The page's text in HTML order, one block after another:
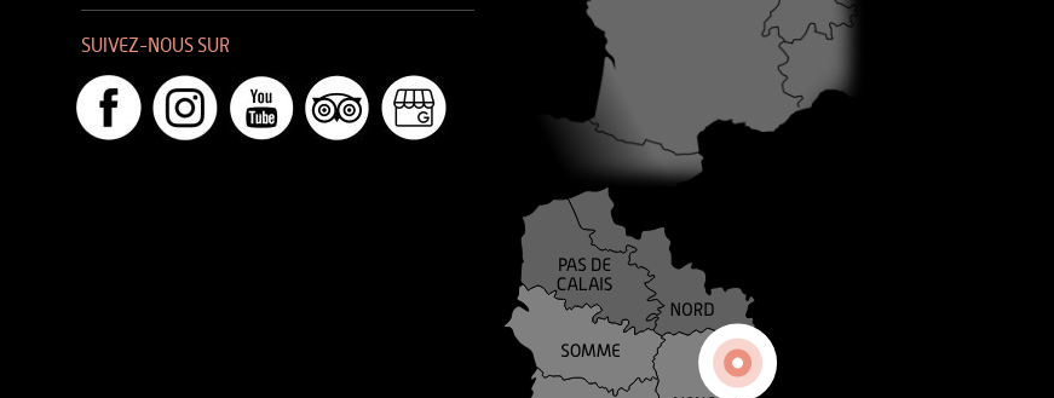
SUIVEZ-NOUS SUR